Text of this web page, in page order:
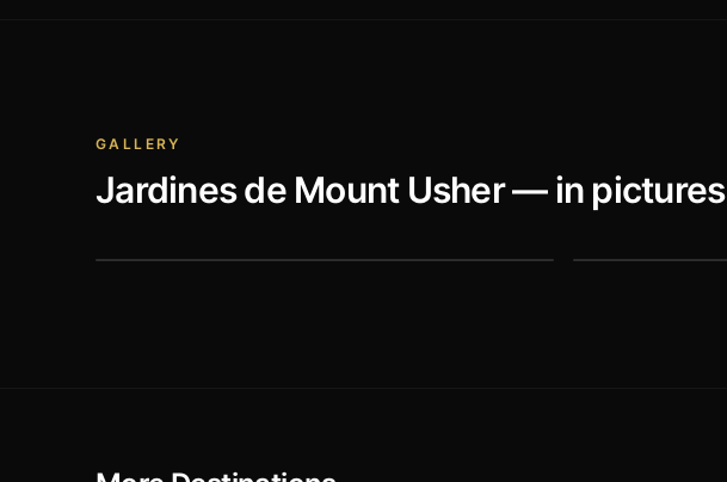
GALLERY
Jardines de Mount Usher— in pictures